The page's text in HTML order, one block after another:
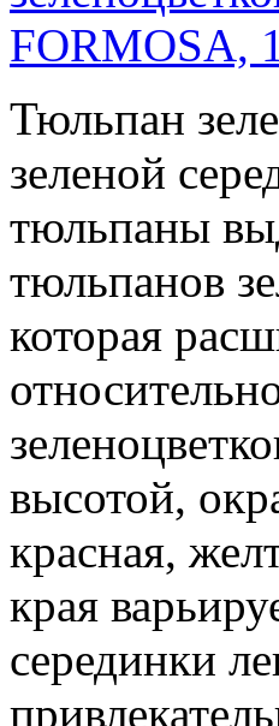
Тюльпан
зеленой
тюльпаны
тюльпанов
которая
высотой,
красная,
края
серединки